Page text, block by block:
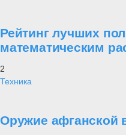
Рейтинг лучших
математическим
2
Техника
Оружие афганской